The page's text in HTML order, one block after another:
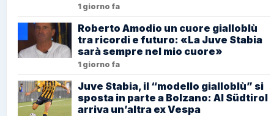
1 giorno fa
Roberto Amodio un cuore gialloblù
tra ricordi e futuro: «La Juve Stabia
sarà sempre nel mio cuore»
1 giorno fa
Juve Stabia, il “modello gialloblù” si
sposta in parte a Bolzano: Al Südtirol
arriva un’altra ex Vespa